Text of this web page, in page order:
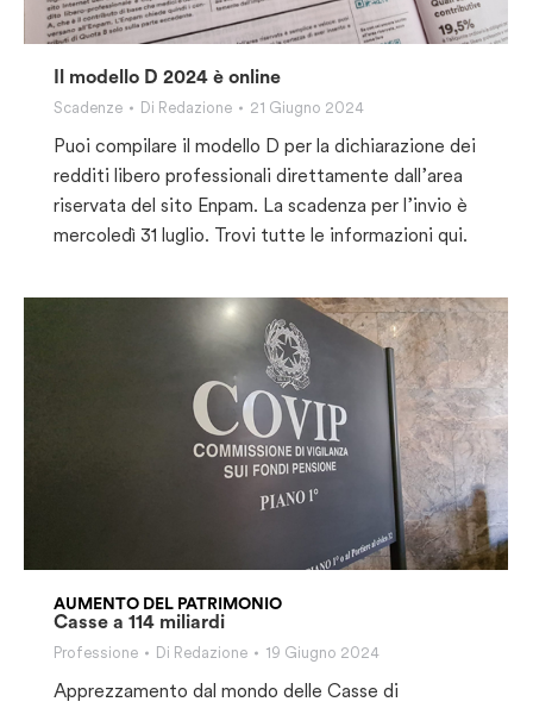
Il modello D 2024 è online
Scadenze Di Redazione 21 Giugno 2024
Puoi compilare il modello D per la dichiarazione dei
redditi libero professionali direttamente dall’area
riservata del sito Enpam. La scadenza per l’invio è
mercoledì 31 luglio. Trovi tutte le informazioni qui.
AUMENTO DEL PATRIMONIO
Casse a 114 miliardi
Professione Di Redazione 19 Giugno 2024
Apprezzamento dal mondo delle Casse di